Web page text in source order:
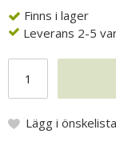
Finns i lager
Leverans 2-5
Lägg i önskelista